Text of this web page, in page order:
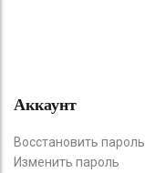
Аккаунт
Восстановить пароль
Изменить пароль